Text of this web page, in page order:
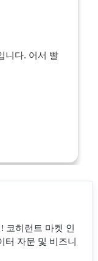
니다. 어서 빨
코히런트 마켓 인
터 자문 및 비즈니